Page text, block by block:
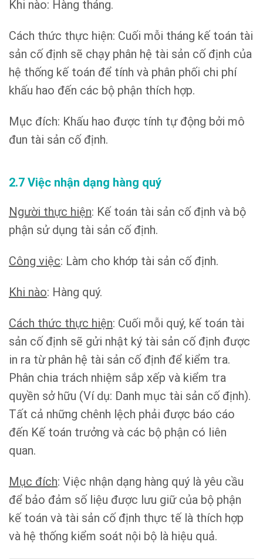
Khi nào: Hàng tháng.
Cách thức thực hiện: Cuối mỗi tháng kế toán tài
sản cố định sẽ chạy phân hệ tài sản cố định của
hệ thống kế toán để tính và phân phối chi phí
khấu hao đến các bộ phận thích hợp.
Mục đích: Khấu hao được tính tự động bởi mô
đun tài sản cố định.
2.7 Việc nhận dạng hàng quý
Người thực hiện: Kế toán tài sản cố định và bộ
phận sử dụng tài sản cố định.
Công việc: Làm cho khớp tài sản cố định.
Khi nào: Hàng quý.
Cách thức thực hiện: Cuối mỗi quý, kế toán tài
sản cố định sẽ gửi nhật ký tài sản cố định được
in ra từ phân hệ tài sản cố định để kiểm tra.
Phân chia trách nhiệm sắp xếp và kiểm tra
quyền sở hữu (Ví dụ: Danh mục tài sản cố định).
Tất cả những chênh lệch phải được báo cáo
đến Kế toán trưởng và các bộ phận có liên
quan.
Mục đích: Việc nhận dạng hàng quý là yêu cầu
để bảo đảm số liệu được lưu giữ của bộ phận
kế toán và tài sản cố định thực tế là thích hợp
và hệ thống kiểm soát nội bộ là hiệu quả.